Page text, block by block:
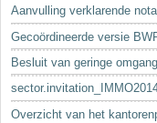
Aanvulling verklarende
Gecoördineerde versie
Besluit van geringe omgang
Overzicht van het